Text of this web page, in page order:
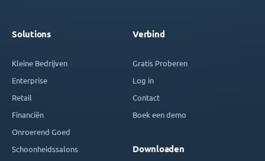
Solutions
Kleine Bedrijven
Enterprise
Retail
Financiën
Onroerend Goed
Schoonheidssalons
Verbind
Gratis Proberen
Log in
Contact
Boek een demo
Downloaden